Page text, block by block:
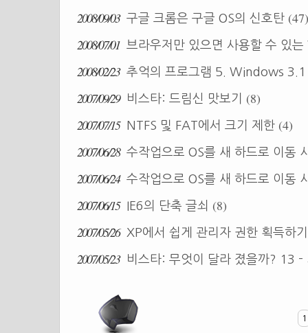
2008/09/03 구글 크롬은 구글 OS의 신호탄 (47)
2008/07/01 브라우저만 있으면 사용할 수 있
2008/02/23 추억의 프로그램 5. Windows
2007/09/29 비스타: 드림신 맛보기 (8)
2007/07/15
NTFS 및 FAT에서 크기 제한 (4)
2007/06/28 수작업으로 OS를 새 하드로 이동
2007/06/24 수작업으로 OS를 새 하드로 이동
2007/06/15 IE6의 단축 글쇠 (8)
2007/05/26
XP에서 쉽게 관리자 권한 획득하
2007/05/23 비스타: 무엇이 달라 졌을까? 13
1